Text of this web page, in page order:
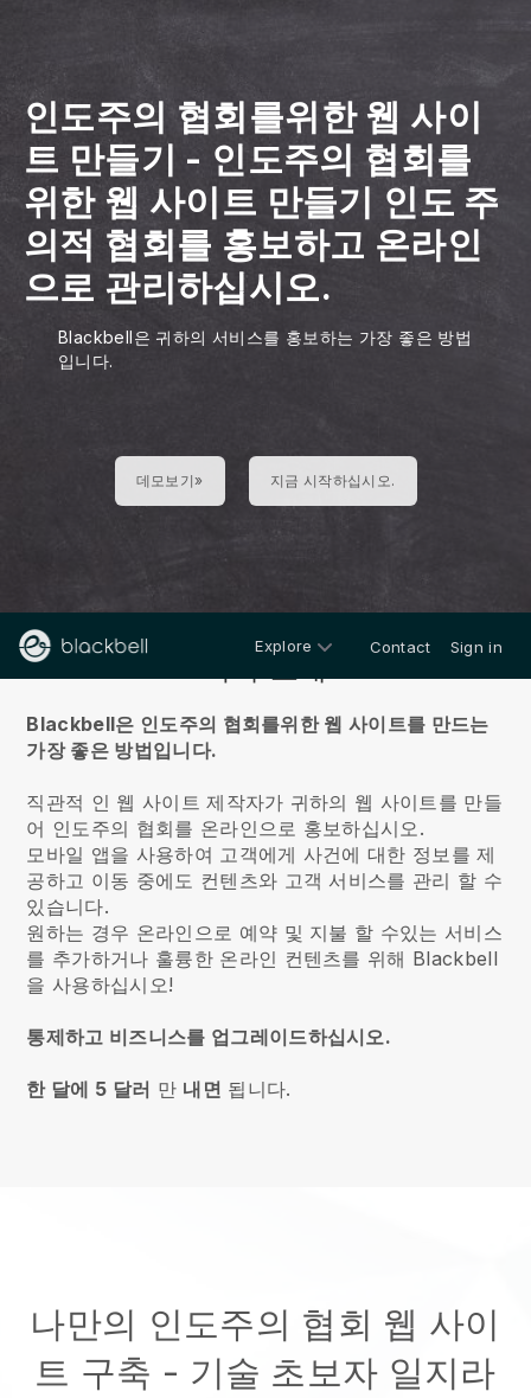
인도주의 협회를위한 웹 사이
트 만들기 - 인도주의 협회를
위한 웹 사이트 만들기 인도 주
의적 협회를 홍보하고 온라인
으로 관리하십시오.
Blackbell은 귀하의 서비스를 홍보하는 가장 좋은 방법
입니다.
데모보기» 지금 시작하십시오.
Explore Contact Sign in
Blackbell은 인도주의 협회를위한 웹 사이트를 만드는
가장 좋은 방법입니다.
직관적 인 웹 사이트 제작자가 귀하의 웹 사이트를 만들
어 인도주의 협회를 온라인으로 홍보하십시오.
모바일 앱을 사용하여 고객에게 사건에 대한 정보를 제
공하고 이동 중에도 컨텐츠와 고객 서비스를 관리 할 수
있습니다.
원하는 경우 온라인으로 예약 및 지불 할 수있는 서비스
를 추가하거나 훌륭한 온라인 컨텐츠를 위해 Blackbell
을 사용하십시오!
통제하고 비즈니스를 업그레이드하십시오.
한 달에 5 달러 만 내면 됩니다.
나만의 인도주의 협회 웹 사이
트 구축 - 기술 초보자 일지라